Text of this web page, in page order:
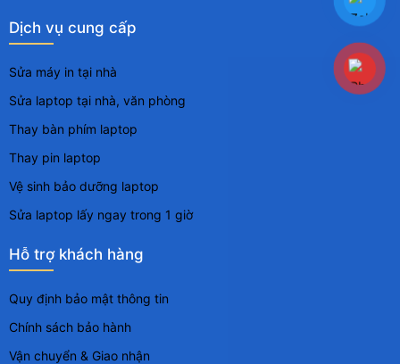
Dịch vụ cung cấp
Sửa máy in tại nhà
Sửa laptop tại nhà, văn phòng
Thay bàn phím laptop
Thay pin laptop
Vệ sinh bảo dưỡng laptop
Sửa laptop lấy ngay trong 1 giờ
Hỗ trợ khách hàng
Quy định bảo mật thông tin
Chính sách bảo hành
Vận chuyển & Giao nhận